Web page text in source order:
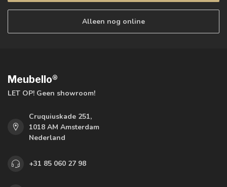
Alleen nog online
Meubello®
LET OP! Geen showroom!
Cruquiuskade 251,
1018 AM Amsterdam
Nederland
+31 85 060 27 98